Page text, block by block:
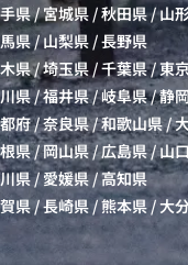
県/宮城県 /秋田県/山
県/山梨県 /長野県
県/埼玉県 /千葉県/東
県/福井県/岐阜県/静
府/奈良県/和歌山県/
県/岡山県/広島県/山
県/愛媛県/高知県
県/長崎県 /熊本県 /大